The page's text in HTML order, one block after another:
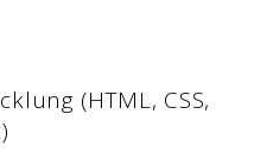
(HTML, CSS,